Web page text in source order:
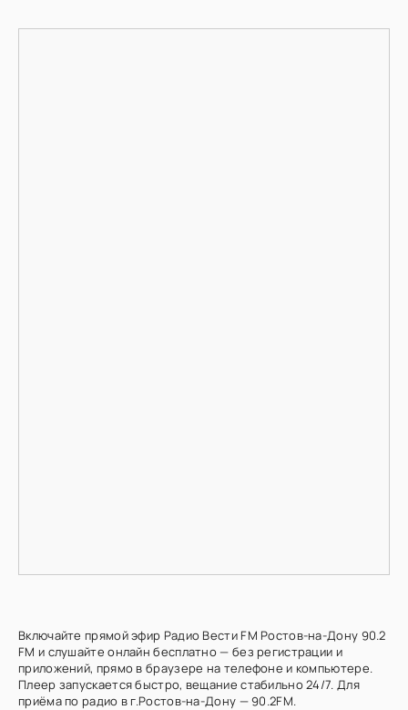
Включайте прямой эфир Радио Вести FM Ростов-на-Дону 90.2
FM и слушайте онлайн бесплатно — без регистрации и
приложений, прямо в браузере на телефоне и компьютере.
Плеер запускается быстро, вещание стабильно 24/7. Для
приёма по радио в г.Ростов-на-Дону — 90.2FM.